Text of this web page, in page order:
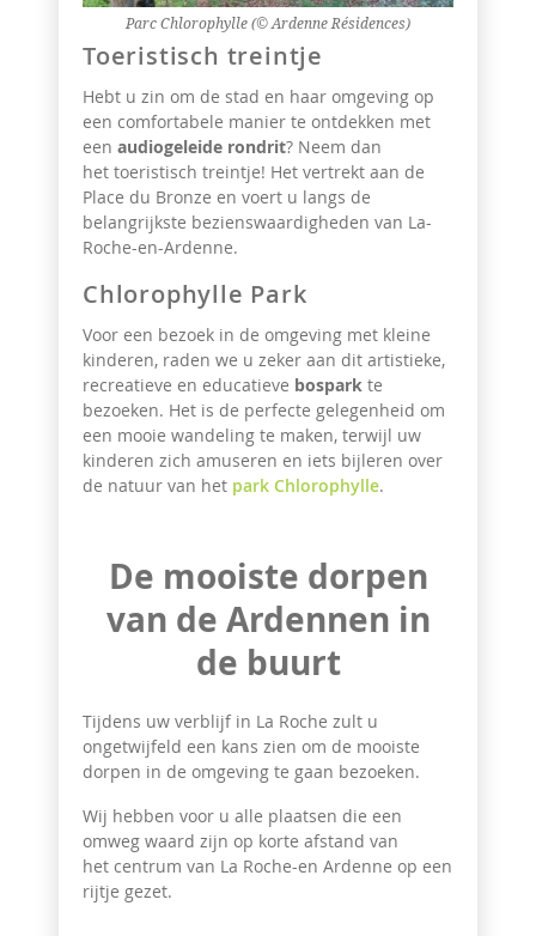
Parc Chlorophylle (© Ardenne Résidences)
Toeristisch treintje
Hebt u zin om de stad en haar omgeving op
een comfortabele manier te ontdekken met
een audiogeleide rondrit? Neem dan
het toeristisch treintje! Het vertrekt aan de
Place du Bronze en voert u langs de
belangrijkste bezienswaardigheden van La-
Roche-en-Ardenne.
Chlorophylle Park
Voor een bezoek in de omgeving met kleine
kinderen, raden we u zeker aan dit artistieke,
recreatieve en educatieve bospark te
bezoeken. Het is de perfecte gelegenheid om
een mooie wandeling te maken, terwijl uw
kinderen zich amuseren en iets bijleren over
de natuur van het park Chlorophylle.
De mooiste dorpen
van de Ardennen in
de buurt
Tijdens uw verblijf in La Roche zult u
ongetwijfeld een kans zien om de mooiste
dorpen in de omgeving te gaan bezoeken.
Wij hebben voor u alle plaatsen die een
omweg waard zijn op korte afstand van
het centrum van La Roche-en Ardenne op een
rijtje gezet.